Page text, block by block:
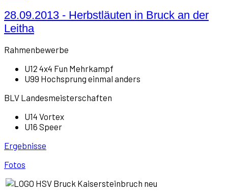
28.09.2013 - Herbstläuten in Bruck an der
Leitha
Rahmenbewerbe
U12 4x4 Fun Mehrkampf
U99 Hochsprung einmal anders
BLV Landesmeisterschaften
U14 Vortex
U16 Speer
Ergebnisse
Fotos